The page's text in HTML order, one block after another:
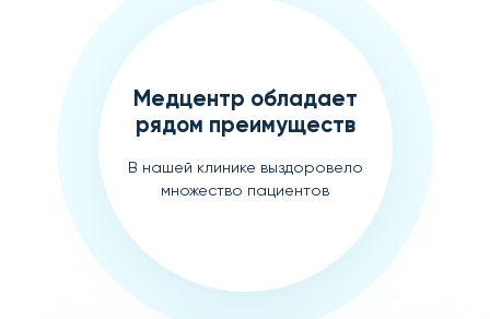
Медцентр обладает
рядом преимуществ
В нашей клинике выздоровело
множество пациентов